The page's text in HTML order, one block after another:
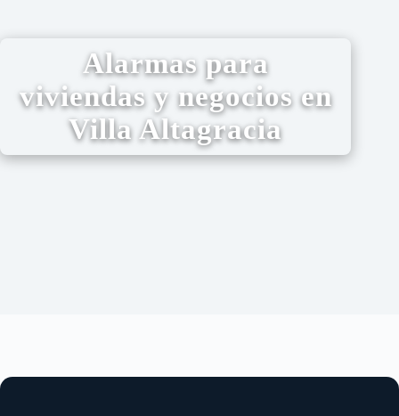
Alarmas para
viviendas y negocios en
Villa Altagracia